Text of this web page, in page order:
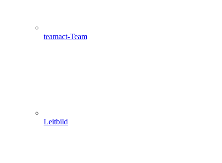
teamact-Team
Leitbild